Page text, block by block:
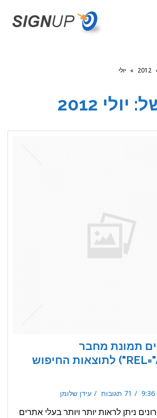
2012
» יולי
יולי 2012
תמונת מחבר
(REL="AUTHOR") לתוצאות החיפוש
9:36 71 תגובות עידן שלומן
ניתן לראות יותר ויותר בעלי אתרים